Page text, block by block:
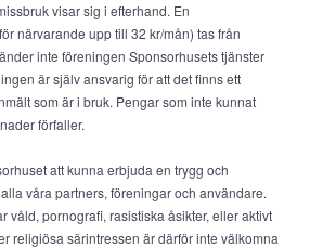
visar sig i efterhand. En
närvarande upp till 32 kr/mån) tas från
inte föreningen Sponsorhusets tjänster
är själv ansvarig för att det finns ett
som är i bruk. Pengar som inte kunnat
förfaller.
att kunna erbjuda en trygg och
våra partners, föreningar och användare.
våld, pornografi, rasistiska åsikter, eller aktivt
religiösa särintressen är därför inte välkomna